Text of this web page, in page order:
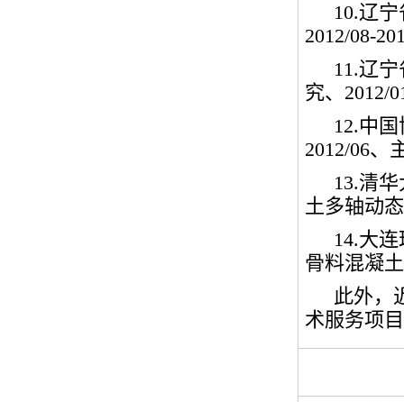
10.辽
2012/08-
11.辽
究、 2012/
12.中
2012/06、
13.清
土多轴动
14.大
骨料混凝
此外，
术服务项